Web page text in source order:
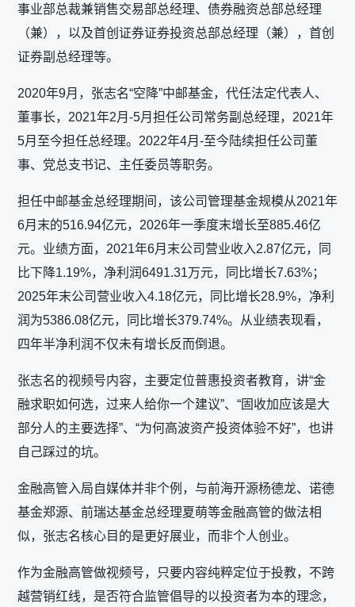
事业部总裁兼销售交易部总经理、债券融资总部总经理
（兼），以及首创证券证券投资总部总经理（兼），首创
证券副总经理等。
2020年9月，张志名“空降”中邮基金，代任法定代表人、
董事长，2021年2月-5月担任公司常务副总经理，2021年
5月至今担任总经理。2022年4月-至今陆续担任公司董
事、党总支书记、主任委员等职务。
担任中邮基金总经理期间，该公司管理基金规模从2021年
6月末的516.94亿元，2026年一季度末增长至885.46亿
元。业绩方面，2021年6月末公司营业收入2.87亿元，同
比下降1.19%，净利润6491.31万元，同比增长7.63%；
2025年末公司营业收入4.18亿元，同比增长28.9%，净利
润为5386.08亿元，同比增长379.74%。从业绩表现看，
四年半净利润不仅未有增长反而倒退。
张志名的视频号内容，主要定位普惠投资者教育，讲“金
融求职如何选，过来人给你一个建议”、“固收加应该是大
部分人的主要选择”、“为何高波资产投资体验不好”，也讲
自己踩过的坑。
金融高管入局自媒体并非个例，与前海开源杨德龙、诺德
基金郑源、前瑞达基金总经理夏萌等金融高管的做法相
似，张志名核心目的是更好展业，而非个人创业。
作为金融高管做视频号，只要内容纯粹定位于投教，不跨
越营销红线，是否符合监管倡导的以投资者为本的理念，